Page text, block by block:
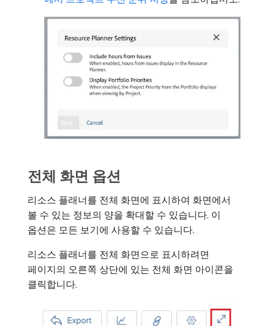
전체 화면 옵션
리소스 플래너를 전체 화면에 표시하여 화면에서
볼 수 있는 정보의 양을 확대할 수 있습니다. 이
옵션은 모든 보기에 사용할 수 있습니다.
리소스 플래너를 전체 화면으로 표시하려면
페이지의 오른쪽 상단에 있는 전체 화면 아이콘을
클릭합니다.